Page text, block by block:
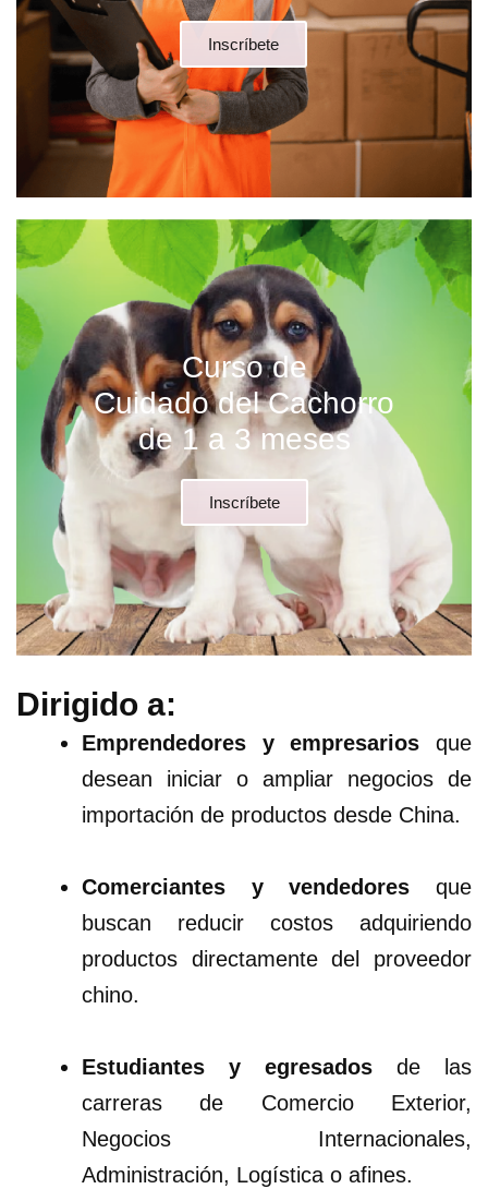
Inscríbete
Curso de
Cuidado del Cachorro
de 1 a 3 meses
Inscríbete
Dirigido a:
Emprendedores y empresarios que
desean iniciar o ampliar negocios de
importación de productos desde China.
Comerciantes y vendedores que
buscan reducir costos adquiriendo
productos directamente del proveedor
chino.
Estudiantes y egresados de las
carreras de Comercio Exterior,
Negocios Internacionales,
Administración, Logística o afines.